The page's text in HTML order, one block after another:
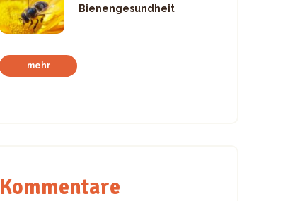
Bienengesundheit
mehr
Kommentare